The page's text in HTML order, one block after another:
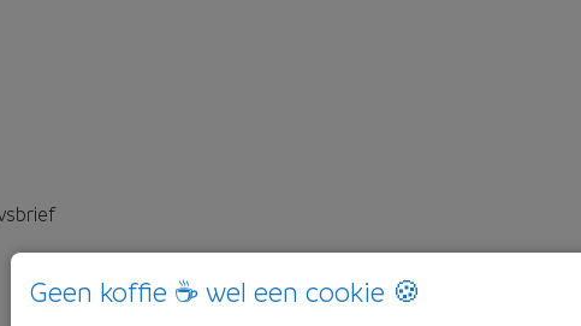
Geen koffie ☕ wel een cookie 🍪